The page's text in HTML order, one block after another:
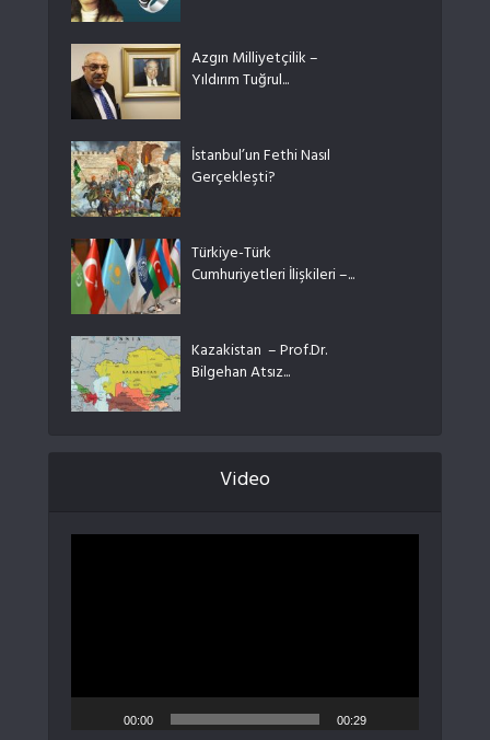
Azgın Milliyetçilik –
Yıldırım Tuğrul...
İstanbul’un Fethi Nasıl
Gerçekleşti?
Türkiye-Türk
Cumhuriyetleri İlişkileri –...
Kazakistan – Prof.Dr.
Bilgehan Atsız...
Video
00:00 00:29